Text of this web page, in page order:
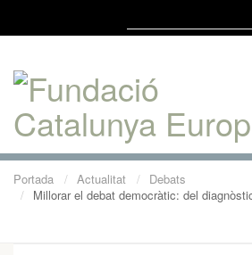
Portada Actualitat
Debats
Millorar el debat democràtic: del